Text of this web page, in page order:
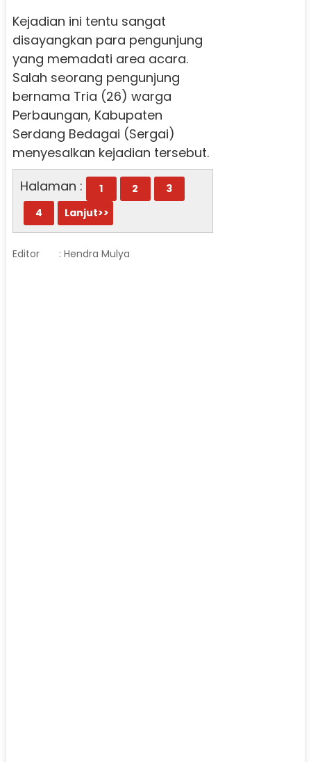
Kejadian ini tentu sangat
disayangkan para pengunjung
yang memadati area acara.
Salah seorang pengunjung
bernama Tria (26) warga
Perbaungan, Kabupaten
Serdang Bedagai (Sergai)
menyesalkan kejadian tersebut.
Halaman :
1 2
3
4
Lanjut>>
Editor : Hendra Mulya